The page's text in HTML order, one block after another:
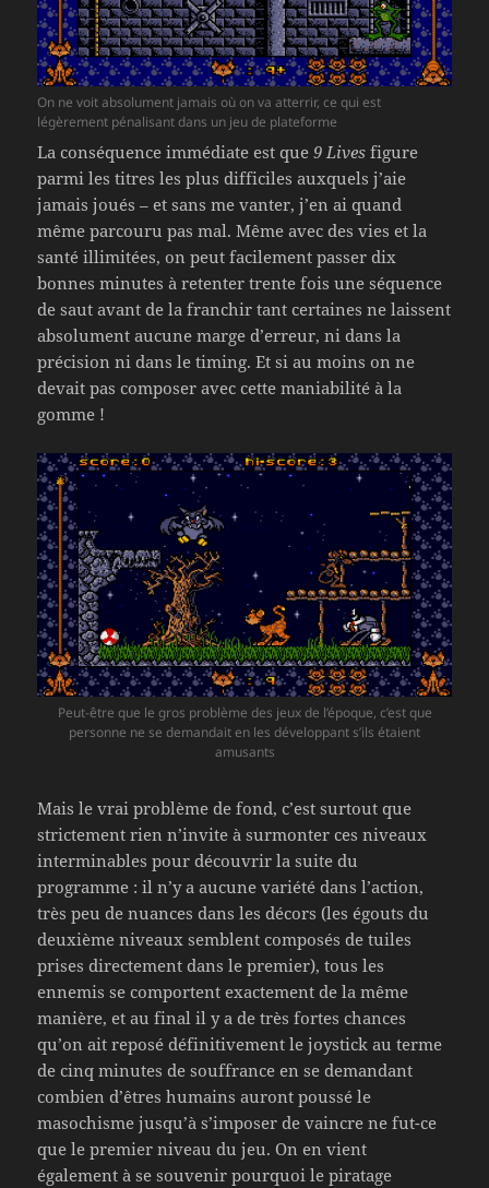
On ne voit absolument jamais où on va atterrir, ce qui est
légèrement pénalisant dans un jeu de plateforme
La conséquence immédiate est que9 Lives figure
parmi les titres les plus difficiles auxquels j’aie
jamais joués – et sans me vanter, j’en ai quand
même parcouru pas mal. Même avec des vies et la
santé illimitées, on peut facilement passer dix
bonnes minutes à retenter trente fois une séquence
de saut avant de la franchir tant certaines ne laissent
absolument aucune marge d’erreur, ni dans la
précision ni dans le timing. Et si au moins on ne
devait pas composer avec cette maniabilité à la
gomme !
Peut-être que le gros problème des jeux de l’époque, c’est que
personne ne se demandait en les développant s’ils étaient
amusants
Mais le vrai problème de fond, c’est surtout que
strictement rien n’invite à surmonter ces niveaux
interminables pour découvrir la suite du
programme : il n’y a aucune variété dans l’action,
très peu de nuances dans les décors (les égouts du
deuxième niveaux semblent composés de tuiles
prises directement dans le premier), tous les
ennemis se comportent exactement de la même
manière, et au final il y a de très fortes chances
qu’on ait reposé définitivement le joystick au terme
de cinq minutes de souffrance en se demandant
combien d’êtres humains auront poussé le
masochisme jusqu’à s’imposer de vaincre ne fut-ce
que le premier niveau du jeu. On en vient
également à se souvenir pourquoi le piratage